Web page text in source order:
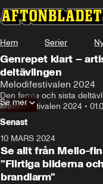
Hem Serier
Genrepet klart –
deltävlingen
Melodifestivalen 2024
Den femte och sista
Melodifestivalen 2024 •
Se mer
Senast
10 MARS 2024
Se allt från Mello-
"Flirtiga bilderna
brandlarm"